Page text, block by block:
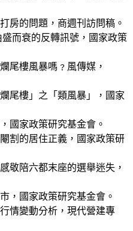
房的問題，商週刊訪問稿。
而衰的反轉訊號，國家政策
尾樓風暴嗎﹖風傳媒，
尾樓」之「類風暴」，國家
國家政策研究基金會。
割的居住正義，國家政策研
敬陪六都末座的選舉迷失，
，國家政策研究基金會。
情變動分析，現代營建專